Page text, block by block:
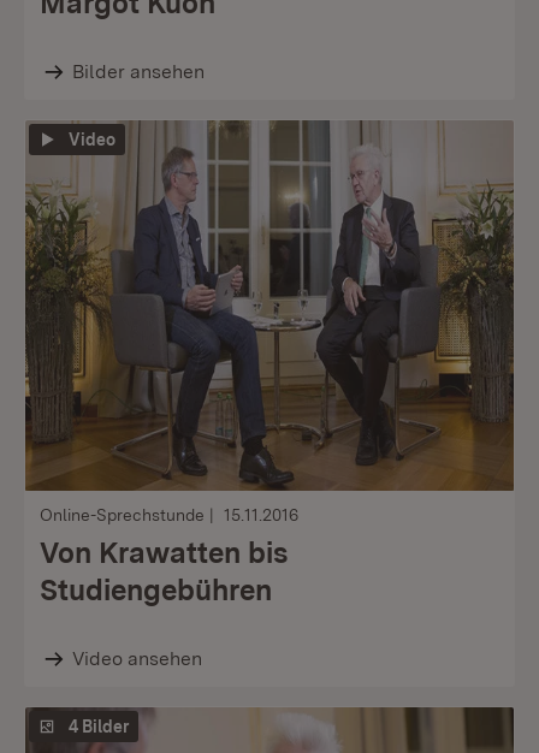
Bilder ansehen
Video
Online-Sprechstunde 15.11.2016
Von Krawatten bis
Studiengebühren
Video ansehen
4 Bilder